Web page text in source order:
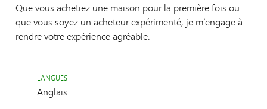
Que vous achetiez une maison pour la première fois ou
que vous soyez un acheteur expérimenté, je m’engage à
rendre votre expérience agréable.
LANGUES
Anglais